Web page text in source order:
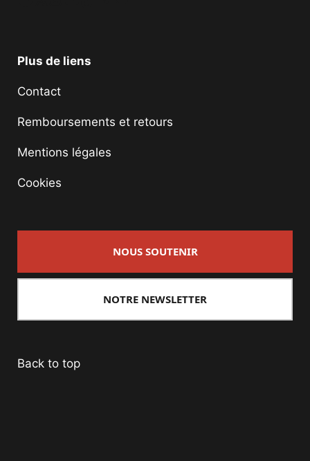
Plus de liens
Contact
Remboursements et retours
Mentions légales
Cookies
NOUS SOUTENIR
NOTRE NEWSLETTER
Back to top